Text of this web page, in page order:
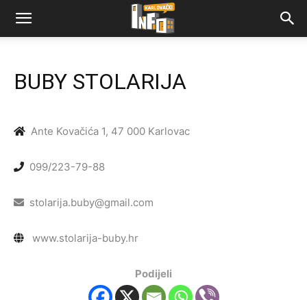
BUBY STOLARIJA
Ante Kovačića 1, 47 000 Karlovac
099/223-79-88
stolarija.buby@gmail.com
www.stolarija-buby.hr
Podijeli